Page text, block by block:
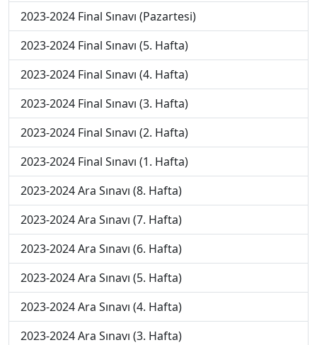
2023-2024 Final Sınavı (Pazartesi)
2023-2024 Final Sınavı (5. Hafta)
2023-2024 Final Sınavı (4. Hafta)
2023-2024 Final Sınavı (3. Hafta)
2023-2024 Final Sınavı (2. Hafta)
2023-2024 Final Sınavı (1. Hafta)
2023-2024 Ara Sınavı (8. Hafta)
2023-2024 Ara Sınavı (7. Hafta)
2023-2024 Ara Sınavı (6. Hafta)
2023-2024 Ara Sınavı (5. Hafta)
2023-2024 Ara Sınavı (4. Hafta)
2023-2024 Ara Sınavı (3. Hafta)